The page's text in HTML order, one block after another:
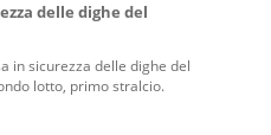
delle dighe del
in sicurezza delle dighe del
lotto, primo stralcio.